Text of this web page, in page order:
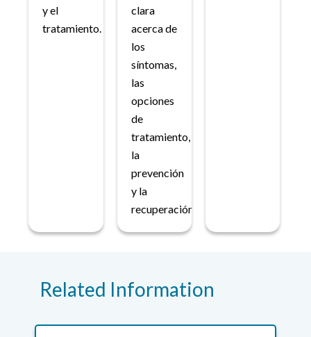
y el
tratamiento.
clara
acerca de
los
síntomas,
las
opciones
de
tratamiento,
la
prevención
y la
recuperación.
Related Information